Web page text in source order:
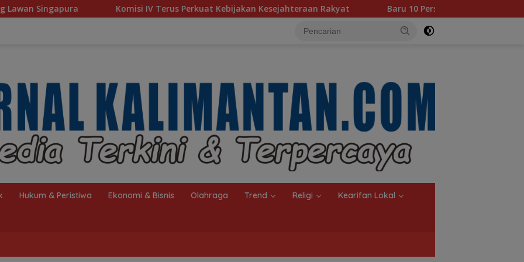
Komisi IV Terus Perkuat Kebijakan Kesejahteraan Rakyat Baru 10 Persen, Aktivasi IKD Banjarmasin Didorong
Hukum & Peristiwa Ekonomi & Bisnis Olahraga Trend Religi Kearifan Lokal